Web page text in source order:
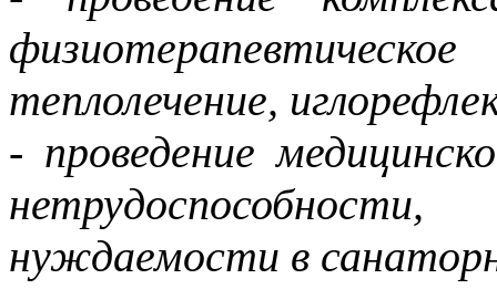
теплолечение,
- проведение
нуждаемости в